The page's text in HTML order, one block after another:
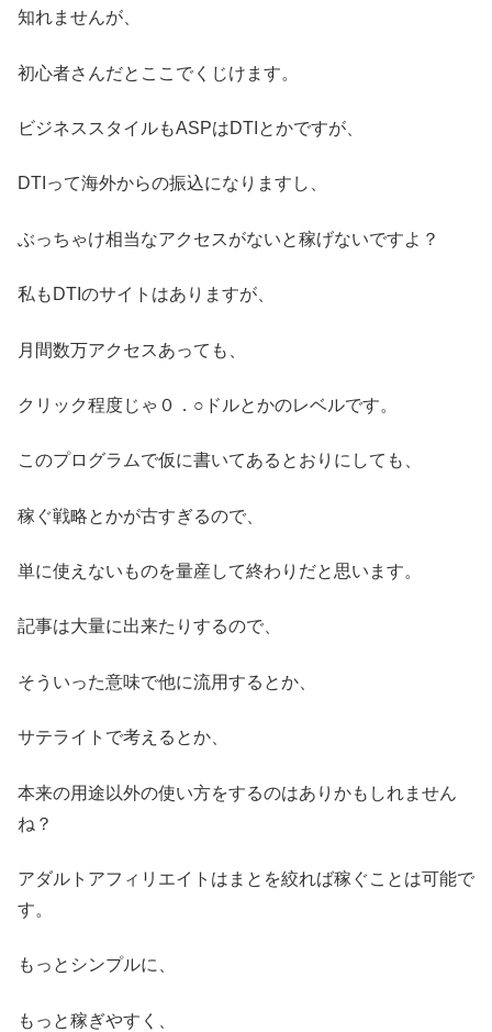
知れませんが、
初心者さんだとここでくじけます。
ビジネススタイルもASPはDTIとかですが、
DTIって海外からの振込になりますし、
ぶっちゃけ相当なアクセスがないと稼げないですよ？
私もDTIのサイトはありますが、
月間数万アクセスあっても、
クリック程度じゃ０．○ドルとかのレベルです。
このプログラムで仮に書いてあるとおりにしても、
稼ぐ戦略とかが古すぎるので、
単に使えないものを量産して終わりだと思います。
記事は大量に出来たりするので、
そういった意味で他に流用するとか、
サテライトで考えるとか、
本来の用途以外の使い方をするのはありかもしれません
ね？
アダルトアフィリエイトはまとを絞れば稼ぐことは可能で
す。
もっとシンプルに、
もっと稼ぎやすく、